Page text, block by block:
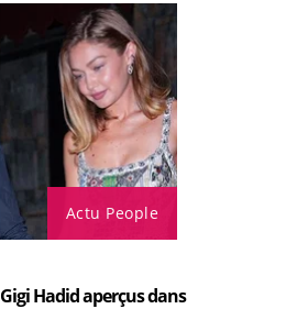
Actu People
Hadid aperçus dans